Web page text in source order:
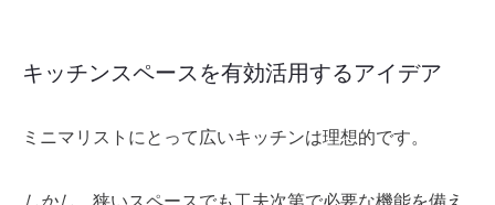
キッチンスペースを有効活用するアイデア
ミニマリストにとって広いキッチンは理想的です。